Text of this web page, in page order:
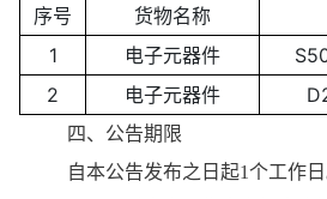
序号 货物名称
1
电子元器件
2
电子元器件
四、公告期限
自本公告发布之日起1个工作日